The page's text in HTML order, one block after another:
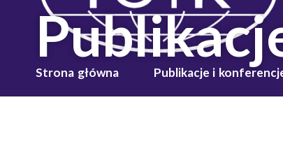
Strona główna Publikacje i